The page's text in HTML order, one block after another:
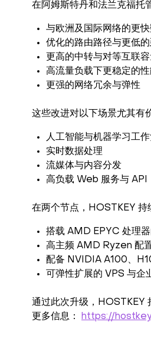
在阿姆斯特丹和法兰克福托
与欧洲及国际网络的更
优化的路由路径与更低
更高的中转与对等互联
高流量负载下更稳定的
更强的网络冗余与弹性
这些改进对以下场景尤其有
人工智能与机器学习工
实时数据处理
流媒体与内容分发
高负载 Web 服务与 API
在两个节点，HOSTKEY 持
搭载 AMD EPYC 处理
高主频 AMD Ryzen 配
配备 NVIDIA A100、
可弹性扩展的 VPS 与企
通过此次升级，HOSTKEY
更多信息：
https://